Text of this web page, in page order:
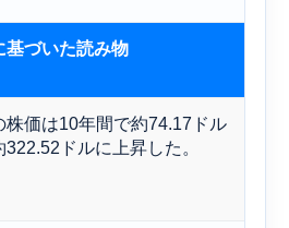
基づいた読み物
株価は10年間で約74.17ドル
322.52ドルに上昇した。